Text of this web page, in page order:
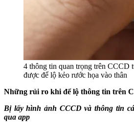
4 thông tin quan trọng trên CCCD
được để lộ kẻo rước họa vào thân
Những rủi ro khi để lộ thông tin trên
Bị lấy hình ảnh CCCD và thông tin
qua app